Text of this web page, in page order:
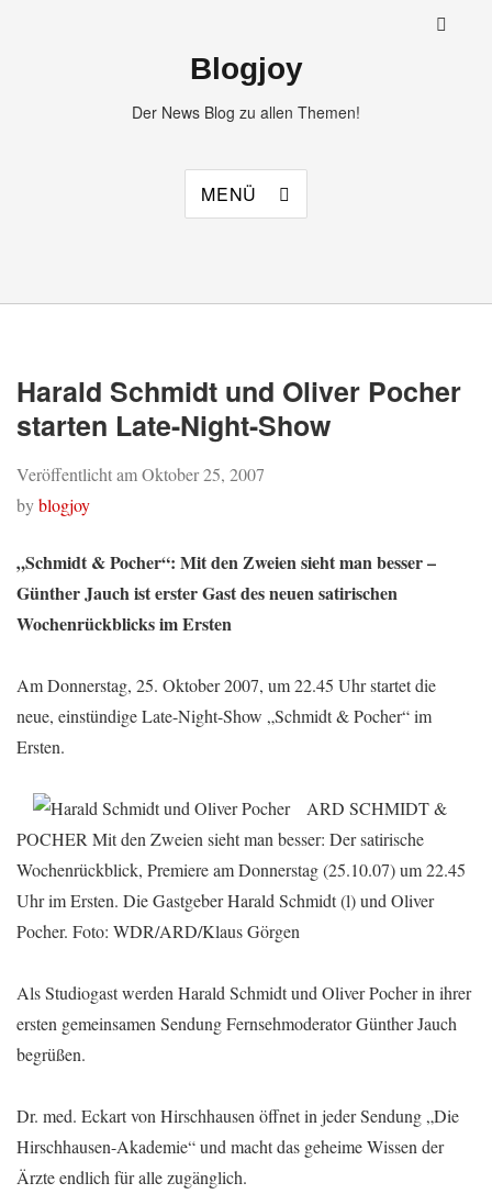
Blogjoy
Der News Blog zu allen Themen!
MENÜ
Harald Schmidt und Oliver Pocher
starten Late-Night-Show
Veröffentlicht amOktober 25, 2007
byblogjoy
„Schmidt & Pocher“: Mit den Zweien sieht man besser –
Günther Jauch ist erster Gast des neuen satirischen
Wochenrückblicks im Ersten
Am Donnerstag, 25. Oktober 2007, um 22.45 Uhr startet die
neue, einstündige Late-Night-Show „Schmidt & Pocher“ im
Ersten.
ARD SCHMIDT &
POCHER Mit den Zweien sieht man besser: Der satirische
Wochenrückblick, Premiere am Donnerstag (25.10.07) um 22.45
Uhr im Ersten. Die Gastgeber Harald Schmidt (l) und Oliver
Pocher. Foto: WDR/ARD/Klaus Görgen
Als Studiogast werden Harald Schmidt und Oliver Pocher in ihrer
ersten gemeinsamen Sendung Fernsehmoderator Günther Jauch
begrüßen.
Dr. med. Eckart von Hirschhausen öffnet in jeder Sendung „Die
Hirschhausen-Akademie“ und macht das geheime Wissen der
Ärzte endlich für alle zugänglich.